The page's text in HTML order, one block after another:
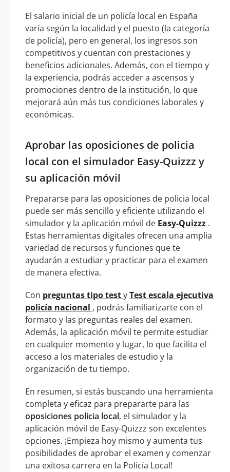
El salario inicial de un policía local en España
varía según la localidad y el puesto (la categoría
de policía), pero en general, los ingresos son
competitivos y cuentan con prestaciones y
beneficios adicionales. Además, con el tiempo y
la experiencia, podrás acceder a ascensos y
promociones dentro de la institución, lo que
mejorará aún más tus condiciones laborales y
económicas.
Aprobar las oposiciones de policia
local con el simulador Easy-Quizzz y
su aplicación móvil
Prepararse para las oposiciones de policia local
puede ser más sencillo y eficiente utilizando el
simulador y la aplicación móvil de Easy-Quizzz .
Estas herramientas digitales ofrecen una amplia
variedad de recursos y funciones que te
ayudarán a estudiar y practicar para el examen
de manera efectiva.
Con preguntas tipo testyTest escala ejecutiva
policía nacional , podrás familiarizarte con el
formato y las preguntas reales del examen.
Además, la aplicación móvil te permite estudiar
en cualquier momento y lugar, lo que facilita el
acceso a los materiales de estudio y la
organización de tu tiempo.
En resumen, si estás buscando una herramienta
completa y eficaz para prepararte para las
oposiciones policia local, el simulador y la
aplicación móvil de Easy-Quizzz son excelentes
opciones. ¡Empieza hoy mismo y aumenta tus
posibilidades de aprobar el examen y comenzar
una exitosa carrera en la Policía Local!